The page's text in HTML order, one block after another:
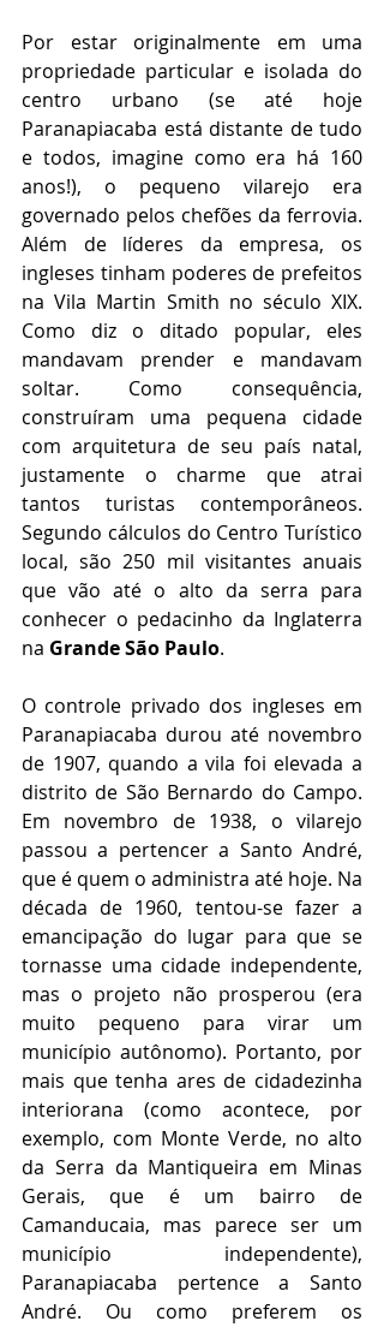
Por estar originalmente em uma
propriedade particular e isolada do
centro urbano (se até hoje
Paranapiacaba está distante de tudo
e todos, imagine como era há 160
anos!), o pequeno vilarejo era
governado pelos chefões da ferrovia.
Além de líderes da empresa, os
ingleses tinham poderes de prefeitos
na Vila Martin Smith no século XIX.
Como diz o ditado popular, eles
mandavam prender e mandavam
soltar. Como consequência,
construíram uma pequena cidade
com arquitetura de seu país natal,
justamente o charme que atrai
tantos turistas contemporâneos.
Segundo cálculos do Centro Turístico
local, são 250 mil visitantes anuais
que vão até o alto da serra para
conhecer o pedacinho da Inglaterra
na Grande São Paulo.
O controle privado dos ingleses em
Paranapiacaba durou até novembro
de 1907, quando a vila foi elevada a
distrito de São Bernardo do Campo.
Em novembro de 1938, o vilarejo
passou a pertencer a Santo André,
que é quem o administra até hoje. Na
década de 1960, tentou-se fazer a
emancipação do lugar para que se
tornasse uma cidade independente,
mas o projeto não prosperou (era
muito pequeno para virar um
município autônomo). Portanto, por
mais que tenha ares de cidadezinha
interiorana (como acontece, por
exemplo, com Monte Verde, no alto
da Serra da Mantiqueira em Minas
Gerais, que é um bairro de
Camanducaia, mas parece ser um
município independente),
Paranapiacaba pertence a Santo
André. Ou como preferem os